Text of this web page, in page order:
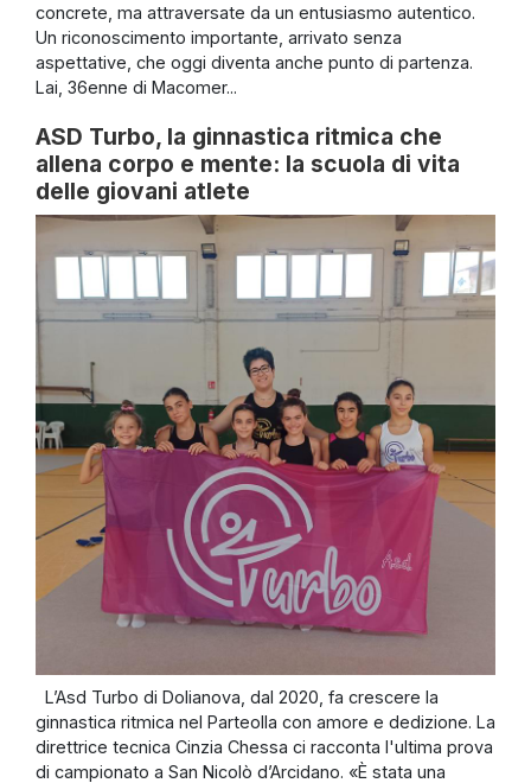
concrete, ma attraversate da un entusiasmo autentico.
Un riconoscimento importante, arrivato senza
aspettative, che oggi diventa anche punto di partenza.
Lai, 36enne di Macomer...
ASD Turbo, la ginnastica ritmica che
allena corpo e mente: la scuola di vita
delle giovani atlete
L’Asd Turbo di Dolianova, dal 2020, fa crescere la
ginnastica ritmica nel Parteolla con amore e dedizione. La
direttrice tecnica Cinzia Chessa ci racconta l'ultima prova
di campionato a San Nicolò d’Arcidano. «È stata una